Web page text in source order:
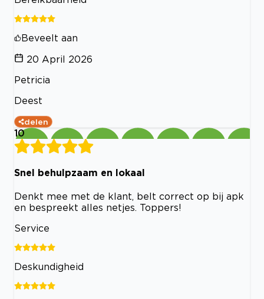
Beveelt aan
20 April 2026
Petricia
Deest
delen
10
Snel behulpzaam en lokaal
Denkt mee met de klant, belt correct op bij apk
en bespreekt alles netjes. Toppers!
Service
Deskundigheid